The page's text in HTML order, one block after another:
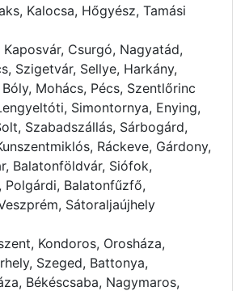
Kalocsa, Hőgyész, Tamási
Csurgó, Nagyatád,
Szigetvár, Sellye, Harkány,
Mohács, Pécs, Szentlőrinc
Simontornya, Enying,
Szabadszállás, Sárbogárd,
Ráckeve, Gárdony,
Balatonföldvár, Siófok,
Polgárdi, Balatonfűzfő,
Sátoraljaújhely
Kondoros, Orosháza,
Szeged, Battonya,
Békéscsaba, Nagymaros,